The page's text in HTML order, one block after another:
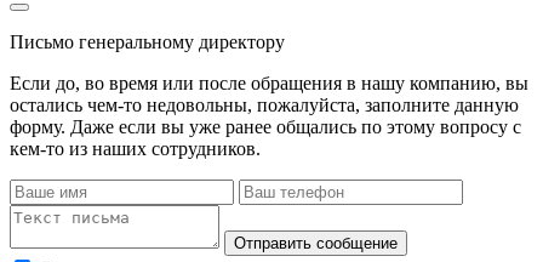
Письмо генеральному директору
Если до, во время или после обращения в нашу компанию, вы
остались чем-то недовольны, пожалуйста, заполните данную
форму. Даже если вы уже ранее общались по этому вопросу с
кем-то из наших сотрудников.
Отправить сообщение